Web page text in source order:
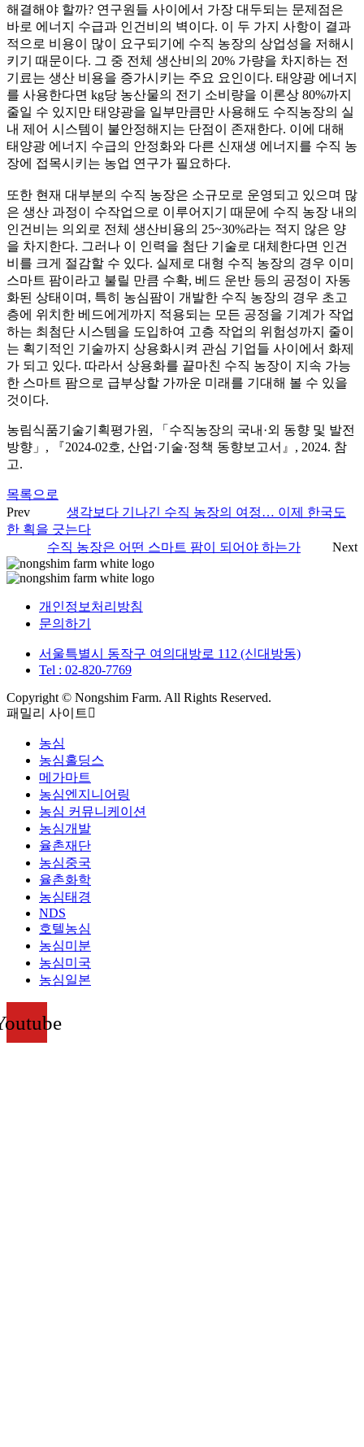
해결해야 할까? 연구원들 사이에서 가장 대두되는 문제점은
바로 에너지 수급과 인건비의 벽이다. 이 두 가지 사항이 결과
적으로 비용이 많이 요구되기에 수직 농장의 상업성을 저해시
키기 때문이다. 그 중 전체 생산비의 20% 가량을 차지하는 전
기료는 생산 비용을 증가시키는 주요 요인이다. 태양광 에너지
를 사용한다면 kg당 농산물의 전기 소비량을 이론상 80%까지
줄일 수 있지만 태양광을 일부만큼만 사용해도 수직농장의 실
내 제어 시스템이 불안정해지는 단점이 존재한다. 이에 대해
태양광 에너지 수급의 안정화와 다른 신재생 에너지를 수직 농
장에 접목시키는 농업 연구가 필요하다.
또한 현재 대부분의 수직 농장은 소규모로 운영되고 있으며 많
은 생산 과정이 수작업으로 이루어지기 때문에 수직 농장 내의
인건비는 의외로 전체 생산비용의 25~30%라는 적지 않은 양
을 차지한다. 그러나 이 인력을 첨단 기술로 대체한다면 인건
비를 크게 절감할 수 있다. 실제로 대형 수직 농장의 경우 이미
스마트 팜이라고 불릴 만큼 수확, 베드 운반 등의 공정이 자동
화된 상태이며, 특히 농심팜이 개발한 수직 농장의 경우 초고
층에 위치한 베드에게까지 적용되는 모든 공정을 기계가 작업
하는 최첨단 시스템을 도입하여 고층 작업의 위험성까지 줄이
는 획기적인 기술까지 상용화시켜 관심 기업들 사이에서 화제
가 되고 있다. 따라서 상용화를 끝마친 수직 농장이 지속 가능
한 스마트 팜으로 급부상할 가까운 미래를 기대해 볼 수 있을
것이다.
농림식품기술기획평가원, 「수직농장의 국내·외 동향 및 발전
방향」, 『2024-02호, 산업·기술·정책 동향보고서』, 2024. 참
고.
목록으로
Prev
생각보다 기나긴 수직 농장의 여정… 이제 한국도
한 획을 긋는다
수직 농장은 어떤 스마트 팜이 되어야 하는가
Next
개인정보처리방침
문의하기
서울특별시 동작구 여의대방로 112 (신대방동)
Tel : 02-820-7769
Copyright © Nongshim Farm. All Rights Reserved.
패밀리 사이트
농심
농심홀딩스
메가마트
농심엔지니어링
농심 커뮤니케이션
농심개발
율촌재단
농심중국
율촌화학
농심태경
NDS
호텔농심
농심미분
농심미국
농심일본